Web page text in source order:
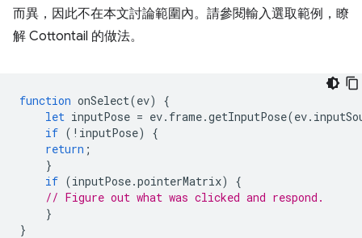
而異，因此不在本文討論範圍內。請參閱輸入選取範例，瞭
解 Cottontail 的做法。
function onSelect(ev)
{
let inputPose = ev. frame.getInputPose(ev.
if ( ! inputPose)
{
return ;
}
if (inputPose.pointerMatrix)
{
// Figure out what was clicked and respond.
}
}